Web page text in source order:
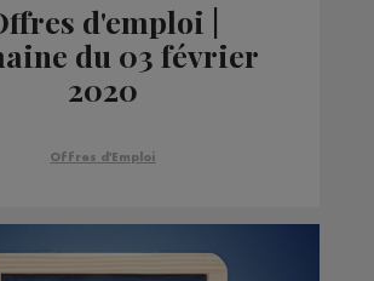
d'emploi |
du 03 février
2020
Offres d'Emploi